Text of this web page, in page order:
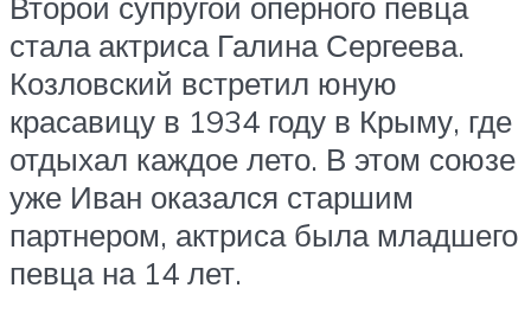
Второй супругой оперного певца
стала актриса Галина Сергеева.
Козловский встретил юную
красавицу в 1934 году в Крыму, где
отдыхал каждое лето. В этом союзе
уже Иван оказался старшим
партнером, актриса была младшего
певца на 14 лет.